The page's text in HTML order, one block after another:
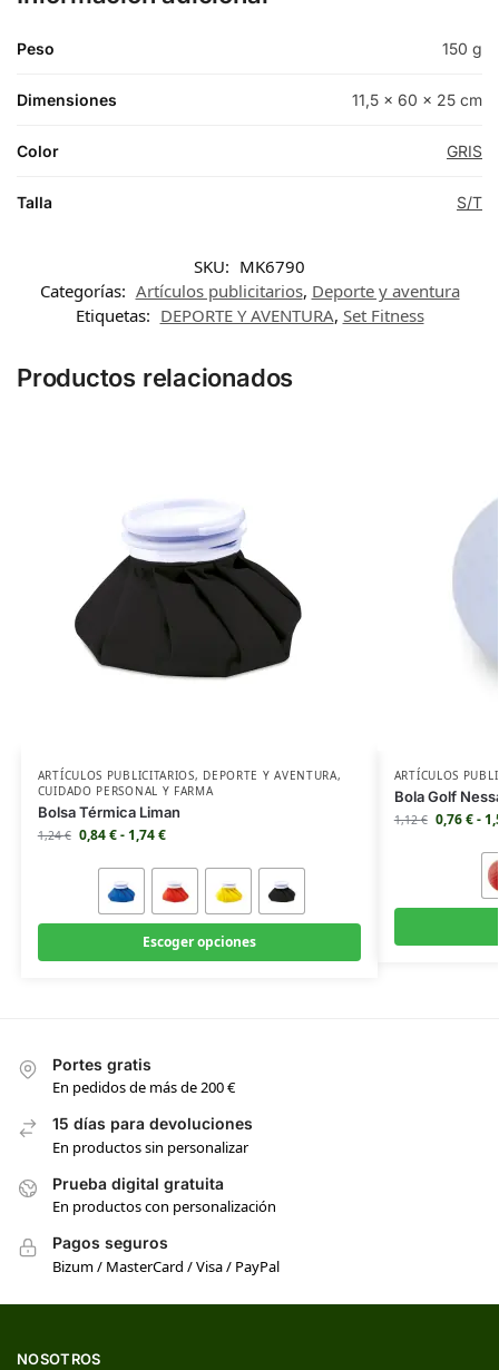
Peso 150 g
Dimensiones 11,5 × 60 × 25 cm
Color GRIS
Talla S/T
SKU: MK6790
Categorías: Artículos publicitarios, Deporte y aventura
Etiquetas: DEPORTE Y AVENTURA, Set Fitness
Productos relacionados
ARTÍCULOS PUBLICITARIOS, DEPORTE Y AVENTURA,
CUIDADO PERSONAL Y FARMA
Bolsa Térmica Liman
1,24€ 0,84€- 1,74€
Escoger opciones
ARTÍCULOS
Bola Golf
1,12€ 0,76€-
Portes gratis
En pedidos de más de 200 €
15 días para devoluciones
En productos sin personalizar
Prueba digital gratuita
En productos con personalización
Pagos seguros
Bizum / MasterCard / Visa / PayPal
NOSOTROS